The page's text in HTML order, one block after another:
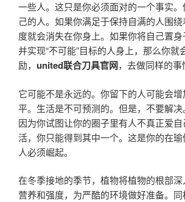
一些人。这只是你必须面对的一个事实
己的人。如果你满足于保持自满的人围
度就会消失在你身上。如果你将自己置
并实现“不可能”目标的人身上，那么你就
励， united联合刀具官网，去做同样的事
它可能不是永远的。你留下的人可能会
平。生活是不可预测的。但是，不要解决
因为你试图让你的圈子里有人不真正爱
活，你只能得到其中一个。这是你的在
人必须崛起。
在冬季接地的季节，植物将植物的根部
营养和强度，为严酷的环境做好准备。